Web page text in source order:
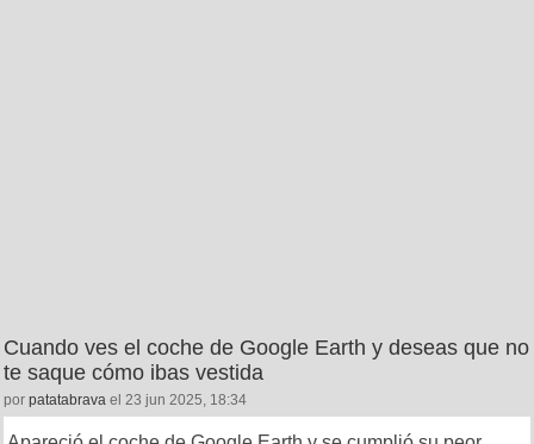
Cuando ves el coche de Google Earth y deseas que no
te saque cómo ibas vestida
por patatabrava el 23 jun 2025, 18:34